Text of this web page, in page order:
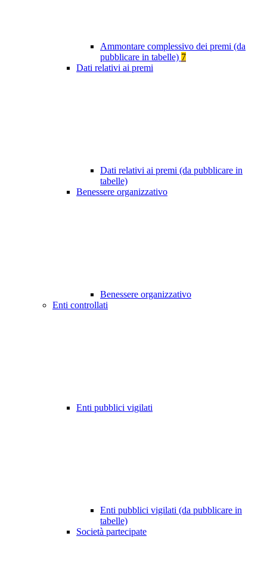
Ammontare complessivo dei premi (da
pubblicare in tabelle) 7
Dati relativi ai premi
Dati relativi ai premi (da pubblicare in
tabelle)
Benessere organizzativo
Benessere organizzativo
Enti controllati
Enti pubblici vigilati
Enti pubblici vigilati (da pubblicare in
tabelle)
Società partecipate